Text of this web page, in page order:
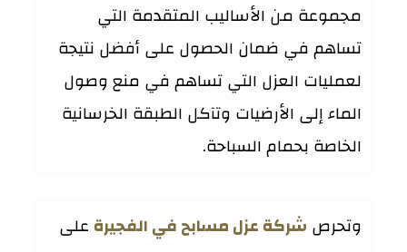
مجموعة من الأساليب المتقدمة التي
تساهم في ضمان الحصول على أفضل نتيجة
لعمليات العزل التي تساهم في منع وصول
الماء إلى الأرضيات وتآكل الطبقة الخرسانية
الخاصة بحمام السباحة.
وتحرص شركة عزل مسابح في الفجيرة على